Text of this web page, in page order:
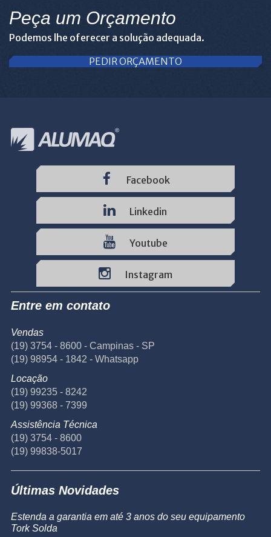
Peça um Orçamento
Podemos lhe oferecer a solução adequada.
PEDIR ORÇAMENTO
Facebook
Linkedin
Youtube
Instagram
Entre em contato
Vendas
(19) 3754 - 8600 - Campinas - SP
(19) 98954 - 1842 - Whatsapp
Locação
(19) 99235 - 8242
(19) 99368 - 7399
Assistência Técnica
(19) 3754 - 8600
(19) 99838-5017
Últimas Novidades
Estenda a garantia em até 3 anos do seu equipamento
Tork Solda